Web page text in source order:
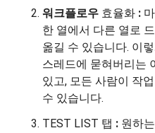
워크플로우 효율화 :
한 열에서 다른 열로
옮길 수 있습니다. 이
스레드에 묻혀버리는
있고, 모든 사람이 작
수 있습니다.
TEST LIST 탭 : 원하